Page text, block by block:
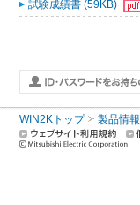
試験成績書 (59KB)
WIN2Kトップ 製品情報